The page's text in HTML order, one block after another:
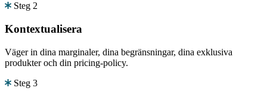
Steg 2
Kontextualisera
Väger in dina marginaler, dina begränsningar, dina exklusiva
produkter och din pricing-policy.
Steg 3